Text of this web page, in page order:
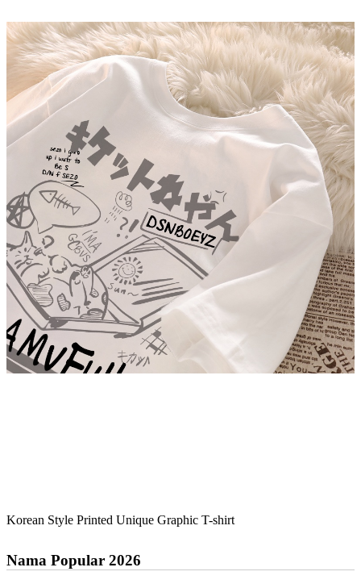
Korean Style Printed Unique Graphic T-shirt
Nama Popular 2026